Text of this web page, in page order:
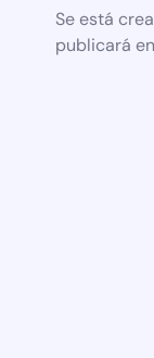
Se está
publicará